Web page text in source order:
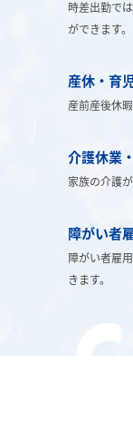
時差出勤で
ができます。
産休・育
産前産後休
介護休業
家族の介護
障がい者
障がい者雇
きます。